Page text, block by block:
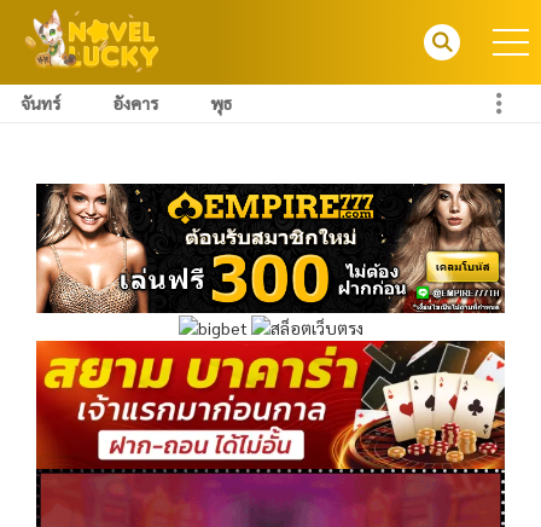
จันทร์ อังคาร พุธ